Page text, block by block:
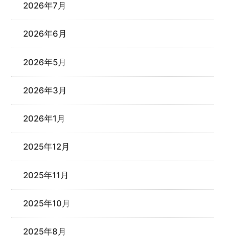
2026年7月
2026年6月
2026年5月
2026年3月
2026年1月
2025年12月
2025年11月
2025年10月
2025年8月